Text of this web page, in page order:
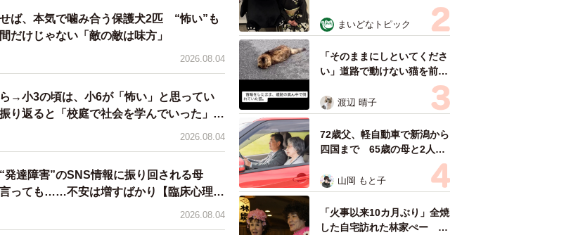
ば、本気で噛み合う保護犬2匹 “怖い”も
けじゃない「敵の敵は味方」
2026.08.04
→小3の頃は、小6が「怖い」と思ってい
返ると「校庭で社会を学んでいった」
2026.08.04
発達障害”のSNS情報に振り回される母
っても……不安は増すばかり【臨床心理士
2026.08.04
トラックの車体デザインにた
めらい 「痛いほど伝わる」
「行動され立派」
まいどなトピック
「そのままにしといてくださ
い」道路で動けない猫を前に
返された一言… 懸命に生き
ようとした4日間 「命の重
さはみんな同じ」保護団体代
表の訴え
渡辺 晴子
72歳父、軽自動車で新潟から
四国まで 65歳の母と2人で
3泊4日の旅 パーキングの休
憩まで分刻み… 「大学生で
も組まねえよ！」
山岡 もと子
「火事以来10カ月ぶり」全焼
した自宅訪れた林家ぺー 内